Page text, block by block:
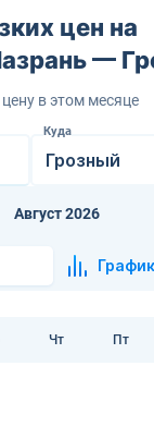
цен на
—
в этом месяце
Куда
Август 2026
График
Чт Пт